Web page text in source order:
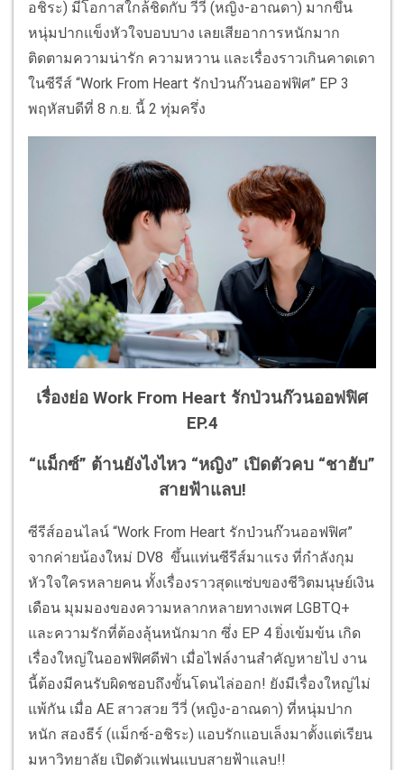
อชิระ) มีโอกาสใกล้ชิดกับ วีวี่ (หญิง-อาณดา) มากขึ้น
หนุ่มปากแข็งหัวใจบอบบาง เลยเสียอาการหนักมาก
ติดตามความน่ารัก ความหวาน และเรื่องราวเกินคาดเดา
ในซีรีส์ “Work From Heart รักป่วนก๊วนออฟฟิศ” EP 3
พฤหัสบดีที่ 8 ก.ย. นี้ 2 ทุ่มครึ่ง
เรื่องย่อ Work From Heart รักป่วนก๊วนออฟฟิศ
EP.4
“แม็กซ์” ต้านยังไงไหว “หญิง” เปิดตัวคบ “ชาฮับ”
สายฟ้าแลบ!
ซีรีส์ออนไลน์ “Work From Heart รักป่วนก๊วนออฟฟิศ”
จากค่ายน้องใหม่ DV8 ขึ้นแท่นซีรีส์มาแรง ที่กำลังกุม
หัวใจใครหลายคน ทั้งเรื่องราวสุดแซ่บของชีวิตมนุษย์เงิน
เดือน มุมมองของความหลากหลายทางเพศ LGBTQ+
และความรักที่ต้องลุ้นหนักมาก ซึ่ง EP 4 ยิ่งเข้มข้น เกิด
เรื่องใหญ่ในออฟฟิศดีฟ่า เมื่อไฟล์งานสำคัญหายไป งาน
นี้ต้องมีคนรับผิดชอบถึงขั้นโดนไล่ออก! ยังมีเรื่องใหญ่ไม่
แพ้กัน เมื่อ AE สาวสวย วีวี่ (หญิง-อาณดา) ที่หนุ่มปาก
หนัก สองธีร์ (แม็กซ์-อชิระ) แอบรักแอบเล็งมาตั้งแต่เรียน
มหาวิทยาลัย เปิดตัวแฟนแบบสายฟ้าแลบ!!